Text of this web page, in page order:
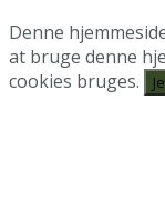
Denne
at bruge denne
cookies bruges.